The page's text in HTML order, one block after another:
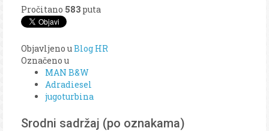
Pročitano 583 puta
Objavljeno uBlog HR
Označeno u
MAN B&W
Adradiesel
jugoturbina
Srodni sadržaj (po oznakama)